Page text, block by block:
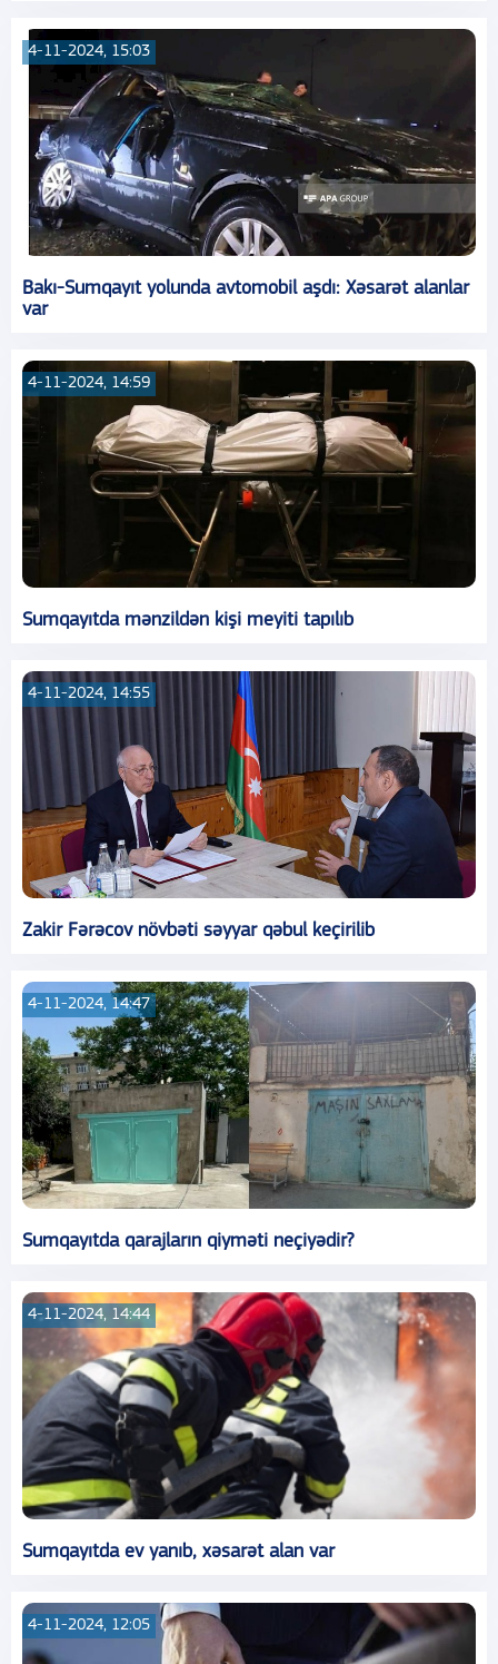
4-11-2024, 15:03
Bakı-Sumqayıt yolunda avtomobil aşdı: Xəsarət alanlar
var
4-11-2024, 14:59
Sumqayıtda mənzildən kişi meyiti tapılıb
4-11-2024, 14:55
Zakir Fərəcov növbəti səyyar qəbul keçirilib
4-11-2024, 14:47
Sumqayıtda qarajların qiyməti neçiyədir?
4-11-2024, 14:44
Sumqayıtda ev yanıb, xəsarət alan var
4-11-2024, 12:05